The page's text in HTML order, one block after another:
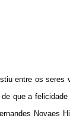
entre os
que a
Novaes